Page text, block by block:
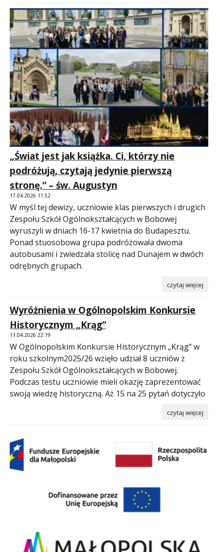
„Świat jest jak książka. Ci, którzy nie
podróżują, czytają jedynie pierwszą
stronę.” – św. Augustyn
17.04.2026 11:52
W myśl tej dewizy, uczniowie klas pierwszych i drugich
Zespołu Szkół Ogólnokształcących w Bobowej
wyruszyli w dniach 16-17 kwietnia do Budapesztu.
Ponad stuosobowa grupa podróżowała dwoma
autobusami i zwiedzała stolicę nad Dunajem w dwóch
odrębnych grupach.
czytaj więcej
Wyróżnienia w Ogólnopolskim Konkursie
Historycznym „Krąg”
11.04.2026 22:19
W Ogólnopolskim Konkursie Historycznym „Krąg” w
roku szkolnym2025/26 wzięło udział 8 uczniów z
Zespołu Szkół Ogólnokształcących w Bobowej.
Podczas testu uczniowie mieli okazję zaprezentować
swoją wiedzę historyczną. Aż 15 na 25 pytań dotyczyło
czytaj więcej